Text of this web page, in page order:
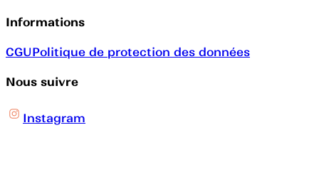
Informations
CGUPolitique de protection des données
Nous suivre
Instagram